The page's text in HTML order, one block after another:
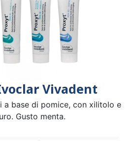
Vivadent
a base di pomice, con xilitolo e
Gusto menta.